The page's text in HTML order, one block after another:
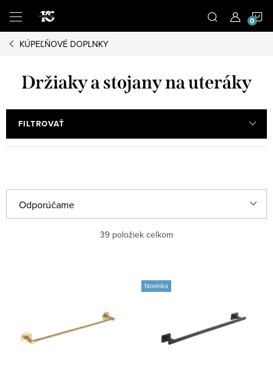
obsah
KÚPEĽŇOVÉ DOPLNKY
Držiaky a stojany na uteráky
FILTROVAŤ
a
Odporúčame
39 položiek celkom
Novinka